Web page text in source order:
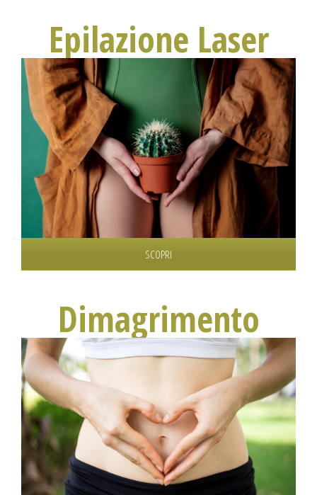
Epilazione Laser
Epilazione progressivamente definitiva con laser a diodo. Il
laser a diodo è la tecnologia più innovativa, rapida e sicura
per l’epilazione progressivamente definitiva.
SCOPRI
Dimagrimento
Dimagrimento psiconutrizionale metodo PUNTO ZERO.
Scopri di più